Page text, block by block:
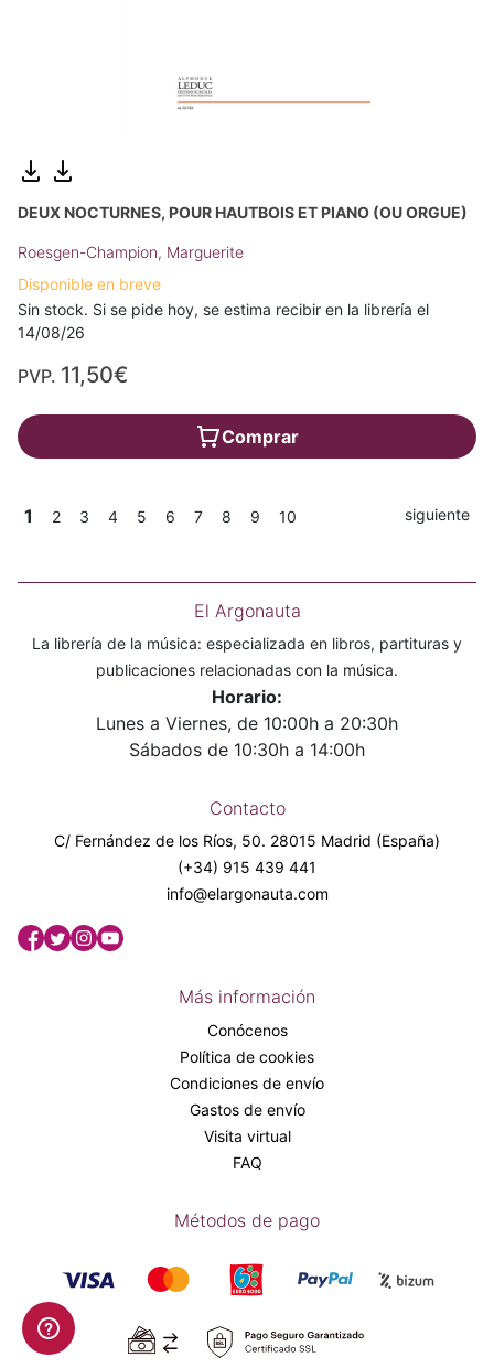
DEUX NOCTURNES, POUR HAUTBOIS ET PIANO (OU ORGUE)
Roesgen-Champion, Marguerite
Disponible en breve
Sin stock. Si se pide hoy, se estima recibir en la librería el
14/08/26
PVP. 11,50€
Comprar
1 2 3 4 5 6 7 8 9 10 siguiente
El Argonauta
La librería de la música: especializada en libros, partituras y
publicaciones relacionadas con la música.
Horario:
Lunes a Viernes, de 10:00h a 20:30h
Sábados de 10:30h a 14:00h
Contacto
C/ Fernández de los Ríos, 50. 28015 Madrid (España)
(+34) 915 439 441
info@elargonauta.com
Más información
Conócenos
Política de cookies
Condiciones de envío
Gastos de envío
Visita virtual
FAQ
Métodos de pago